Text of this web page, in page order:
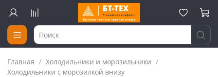
Главная
Холодильники и морозильники
Холодильники с морозилкой внизу